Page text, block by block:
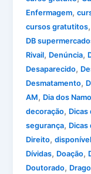
Enfermagem,
cursos gratutitos
DB
Rivail, Denúncia,
Desaparecido,
Desmatamento,
AM, Dia dos
decoração, Dicas
segurança, Dicas
Direito,disponível
Dívidas, Doação,
Doutorado,